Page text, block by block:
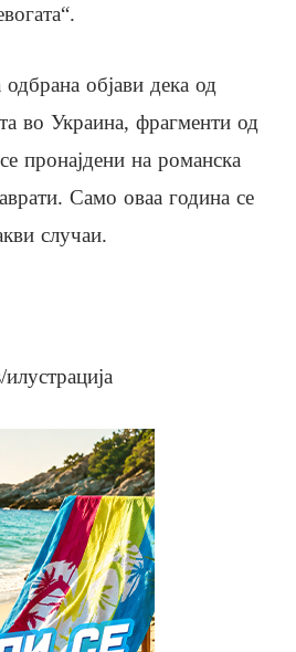
објави дека од
во Украина, фрагменти од
пронајдени на романска
Само оваа година се
случаи.